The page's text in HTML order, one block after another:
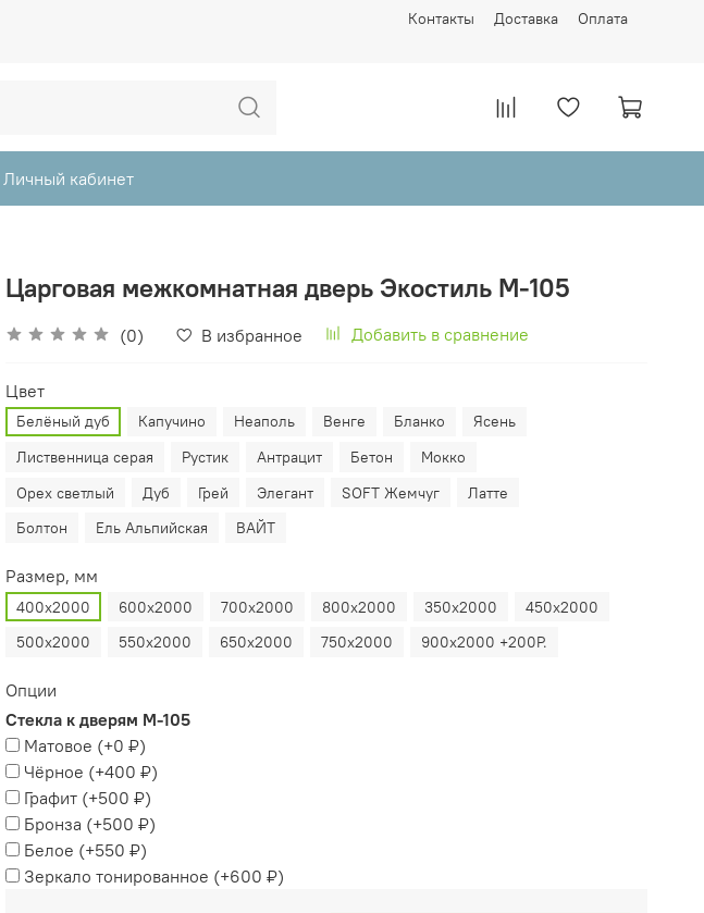
Контакты Доставка Оплата
Личный кабинет
Царговая межкомнатная дверь Экостиль М-105
(0) В избранное Добавить в сравнение
Цвет
Белёный дуб Капучино Неаполь Венге Бланко
Ясень
Лиственница серая
Рустик Антрацит Бетон
Мокко
Орех светлый
Дуб Грей Элегант SOFT Жемчуг
Латте
Болтон
Ель Альпийская ВАЙТ
Размер, мм
400х2000 600х2000 700х2000 800х2000 350х2000
450х2000
500х2000
550х2000 650х2000 750х2000 900х2000 +200Р.
Опции
Стекла к дверям М-105
Матовое (+0 ₽)
Чёрное (+400 ₽)
Графит (+500 ₽)
Бронза (+500 ₽)
Белое (+550 ₽)
Зеркало тонированное (+600 ₽)